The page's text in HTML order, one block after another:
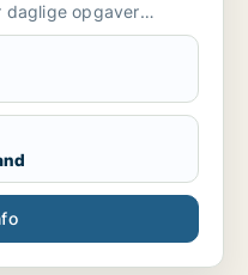
daglige opgaver
og kvalitet.
stabil, omhyggelig